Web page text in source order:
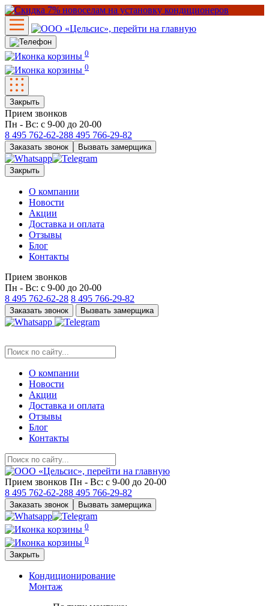
0
0
Закрыть
Прием звонков
Пн - Вс: с 9-00 до 20-00
8 495 762-62-288 495 766-29-82
Заказать звонок Вызвать замерщика
Закрыть
О компании
Новости
Акции
Доставка и оплата
Отзывы
Блог
Контакты
Прием звонков
Пн - Вс: с 9-00 до 20-00
8 495 762-62-28 8 495 766-29-82
Заказать звонок Вызвать замерщика
О компании
Новости
Акции
Доставка и оплата
Отзывы
Блог
Контакты
Прием звонков Пн - Вс: с 9-00 до 20-00
8 495 762-62-288 495 766-29-82
Заказать звонок Вызвать замерщика
0
0
Закрыть
Кондиционирование
Монтаж